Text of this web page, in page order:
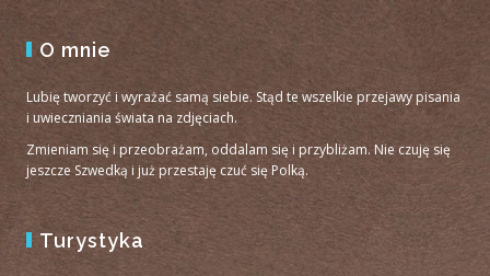
O mnie
Lubię tworzyć i wyrażać samą siebie. Stąd te wszelkie przejawy pisania
i uwieczniania świata na zdjęciach.
Zmieniam się i przeobrażam, oddalam się i przybliżam. Nie czuję się
jeszcze Szwedką i już przestaję czuć się Polką.
Turystyka